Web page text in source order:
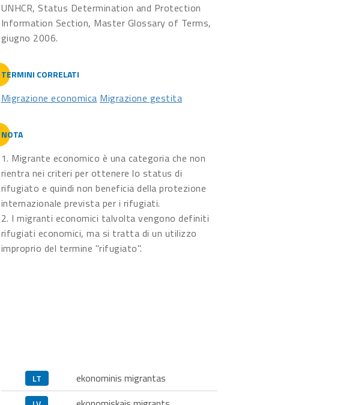
UNHCR, Status Determination and Protection
Information Section, Master Glossary of Terms,
giugno 2006.
TERMINI CORRELATI
Migrazione economica Migrazione gestita
NOTA
1. Migrante economico è una categoria che non
rientra nei criteri per ottenere lo status di
rifugiato e quindi non beneficia della protezione
internazionale prevista per i rifugiati.
2. I migranti economici talvolta vengono definiti
rifugiati economici, ma si tratta di un utilizzo
improprio del termine "rifugiato".
LT ekonominis migrantas